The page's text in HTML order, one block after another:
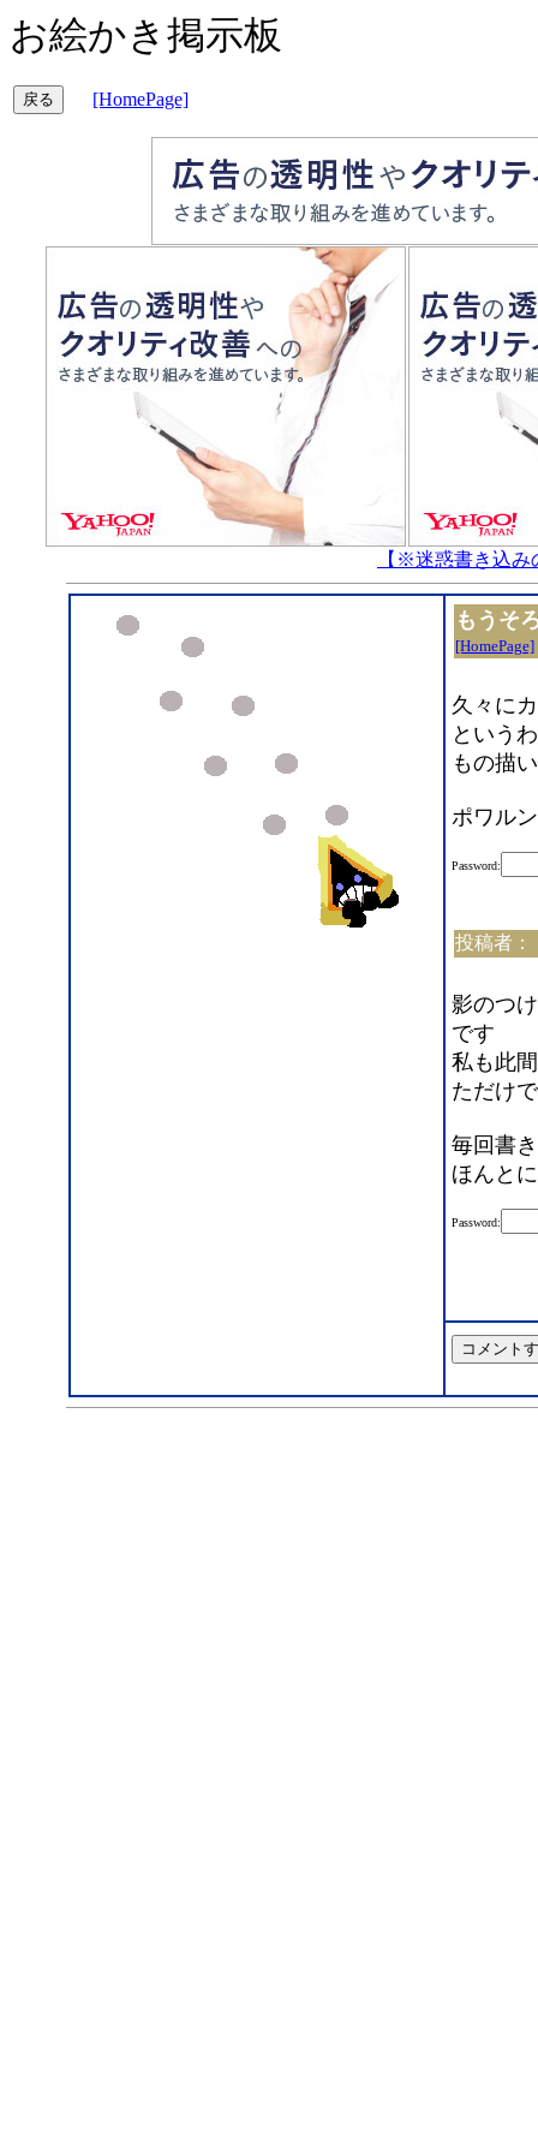
お絵かき掲示板
[HomePage]
【※迷惑書き込
もうそ
[HomePage]
久々に
という
もの描
ポワル
Password:
投稿者：
影のつ
です
私も此
ただけ
毎回書
ほんと
Password: